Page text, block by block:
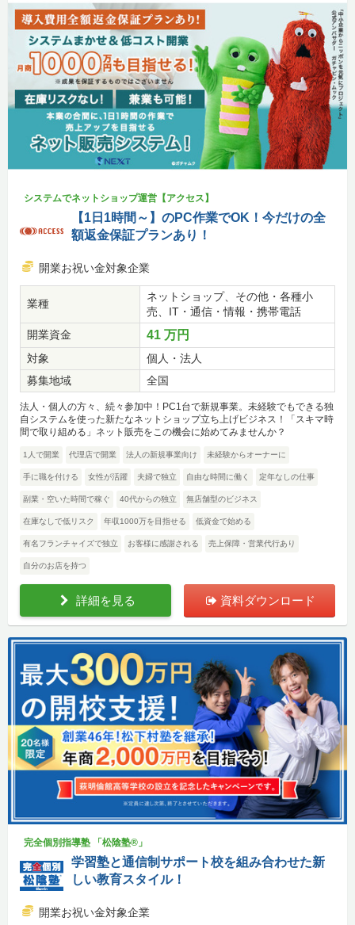
システムでネットショップ運営【アクセス】
【1日1時間～】のPC作業でOK！今だけの全
額返金保証プランあり！
開業お祝い金対象企業
業種
ネットショップ、その他・各種小
売、IT・通信・情報・携帯電話
開業資金
41 万円
対象
個人・法人
募集地域
全国
法人・個人の方々、続々参加中！PC1台で新規事業。未経験でもできる独
自システムを使った新たなネットショップ立ち上げビジネス！「スキマ時
間で取り組める」ネット販売をこの機会に始めてみませんか？
1人で開業 代理店で開業 法人の新規事業向け 未経験からオーナーに
手に職を付ける 女性が活躍 夫婦で独立 自由な時間に働く 定年なしの仕事
副業・空いた時間で稼ぐ 40代からの独立 無店舗型のビジネス
在庫なしで低リスク 年収1000万を目指せる 低資金で始める
有名フランチャイズで独立 お客様に感謝される 売上保障・営業代行あり
自分のお店を持つ
詳細を見る 資料ダウンロード
完全個別指導塾 「松陰塾®」
学習塾と通信制サポート校を組み合わせた新
しい教育スタイル！
開業お祝い金対象企業